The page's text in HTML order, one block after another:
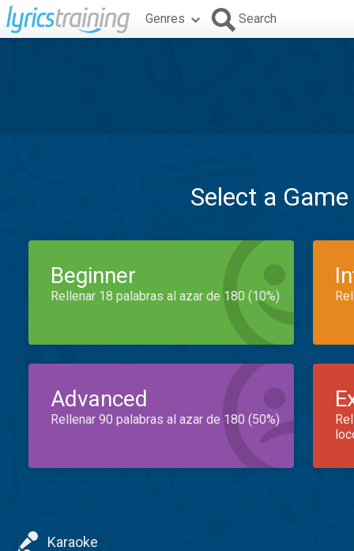
Genres Search
Select a
Beginner
Rellenar 18 palabras al azar de 180 (10%)
Advanced
Rellenar 90 palabras al azar de 180 (50%)
Karaoke